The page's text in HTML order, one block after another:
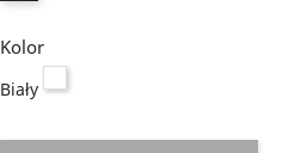
Kolor
Biały